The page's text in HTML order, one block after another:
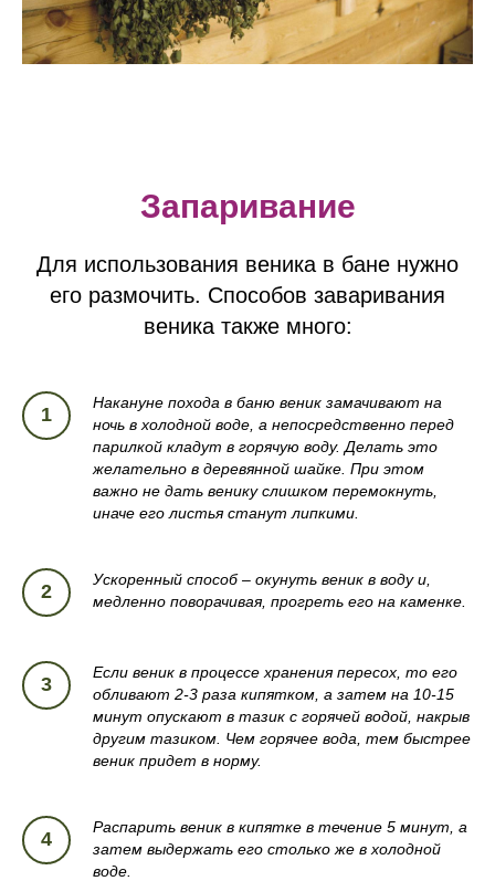
Запаривание
Для использования веника в бане нужно
его размочить. Способов заваривания
веника также много:
Накануне похода в баню веник замачивают на
ночь в холодной воде, а непосредственно перед
парилкой кладут в горячую воду. Делать это
желательно в деревянной шайке. При этом
важно не дать венику слишком перемокнуть,
иначе его листья станут липкими.
Ускоренный способ – окунуть веник в воду и,
медленно поворачивая, прогреть его на каменке.
Если веник в процессе хранения пересох, то его
обливают 2-3 раза кипятком, а затем на 10-15
минут опускают в тазик с горячей водой, накрыв
другим тазиком. Чем горячее вода, тем быстрее
веник придет в норму.
Распарить веник в кипятке в течение 5 минут, а
затем выдержать его столько же в холодной
воде.